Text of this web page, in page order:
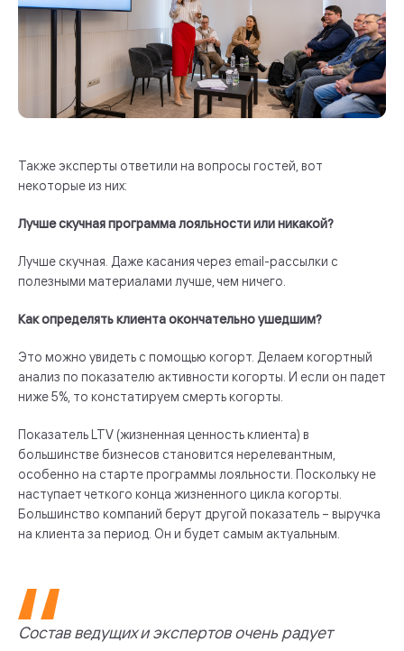
Также эксперты ответили на вопросы гостей, вот
некоторые из них:
Лучше скучная программа лояльности или никакой?
Лучше скучная. Даже касания через email-рассылки с
полезными материалами лучше, чем ничего.
Как определять клиента окончательно ушедшим?
Это можно увидеть с помощью когорт. Делаем когортный
анализ по показателю активности когорты. И если он падет
ниже 5%, то констатируем смерть когорты.
Показатель LTV (жизненная ценность клиента) в
большинстве бизнесов становится нерелевантным,
особенно на старте программы лояльности. Поскольку не
наступает четкого конца жизненного цикла когорты.
Большинство компаний берут другой показатель – выручка
на клиента за период. Он и будет самым актуальным.
Состав ведущих и экспертов очень радует